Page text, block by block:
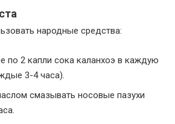
народные средства:
по 2 капли сока каланхоэ в каждую
3-4 часа).
смазывать носовые пазухи